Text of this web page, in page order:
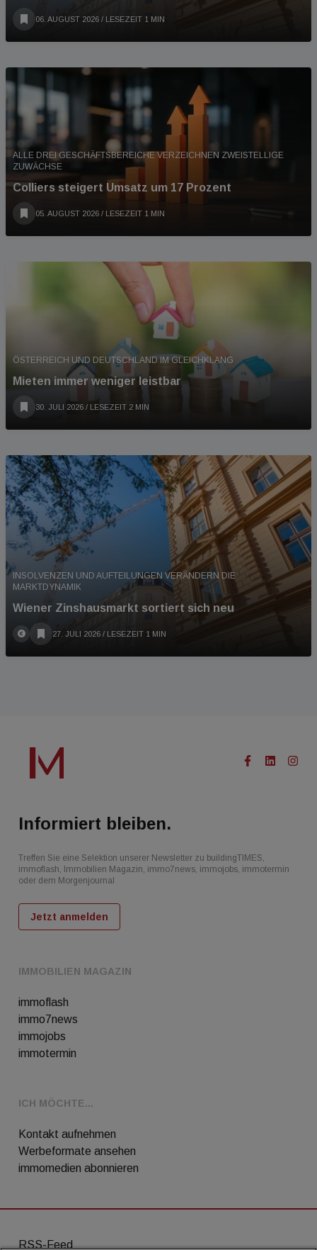
06. AUGUST 2026 / LESEZEIT 1 MIN
ALLE DREI GESCHÄFTSBEREICHE VERZEICHNEN ZWEISTELLIGE
ZUWÄCHSE
Colliers steigert Umsatz um 17 Prozent
05. AUGUST 2026 / LESEZEIT 1 MIN
ÖSTERREICH UND DEUTSCHLAND IM GLEICHKLANG
Mieten immer weniger leistbar
30. JULI 2026 / LESEZEIT 2 MIN
INSOLVENZEN UND AUFTEILUNGEN VERÄNDERN DIE
MARKTDYNAMIK
Wiener Zinshausmarkt sortiert sich neu
27. JULI 2026 / LESEZEIT 1 MIN
IMMOBILIEN MAGAZIN
immoflash
immo7news
immojobs
immotermin
ICH MÖCHTE...
Kontakt aufnehmen
Werbeformate ansehen
immomedien abonnieren
Informiert bleiben.
Treffen Sie eine Selektion unserer Newsletter zu buildingTIMES,
immoflash, Immobilien Magazin, immo7news, immojobs, immotermin
oder dem Morgenjournal
Jetzt anmelden
RSS-Feed